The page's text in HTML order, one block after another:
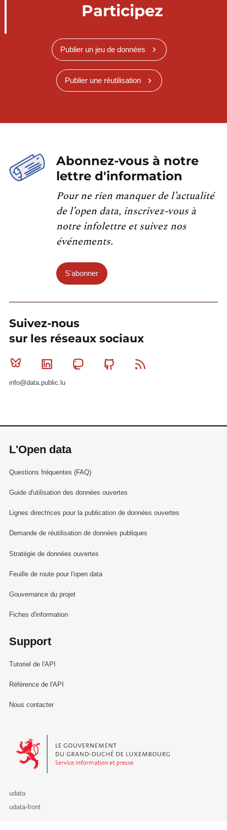
Participez
Publier un jeu de données
Publier une réutilisation
Abonnez-vous à notre
lettre d'information
Pour ne rien manquer de l’actualité
de l’open data, inscrivez-vous à
notre infolettre et suivez nos
événements.
S'abonner
Suivez-nous
sur les réseaux sociaux
Bluesky Linkedin MastodonGithub
info@data.public.lu
L'Open data
Questions fréquentes (FAQ)
Guide d'utilisation des données ouvertes
Lignes directrices pour la publication de données ouvertes
Demande de réutilisation de données publiques
Stratégie de données ouvertes
Feuille de route pour l'open data
Gouvernance du projet
Fiches d'information
Support
Tutoriel de l'API
Référence de l'API
Nous contacter
Le Gouvernement du Grand-Duché de Luxembourg - Service
udata
udata-front